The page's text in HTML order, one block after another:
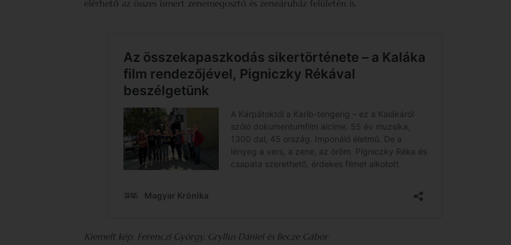
elérhető az összes ismert zenemegosztó és zeneáruház felületén is.
Kiemelt kép: Ferenczi György, Gryllus Dániel és Becze Gábor